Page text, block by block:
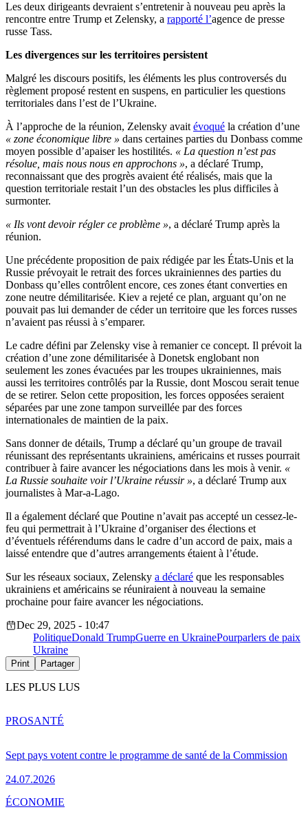
Les deux dirigeants devraient s’entretenir à nouveau peu après la
rencontre entre Trump et Zelensky, a rapporté l’agence de presse
russe Tass.
Les divergences sur les territoires persistent
Malgré les discours positifs, les éléments les plus controversés du
règlement proposé restent en suspens, en particulier les questions
territoriales dans l’est de l’Ukraine.
À l’approche de la réunion, Zelensky avait évoqué la création d’une
« zone économique libre » dans certaines parties du Donbass comme
moyen possible d’apaiser les hostilités. « La question n’est pas
résolue, mais nous nous en approchons », a déclaré Trump,
reconnaissant que des progrès avaient été réalisés, mais que la
question territoriale restait l’un des obstacles les plus difficiles à
surmonter.
« Ils vont devoir régler ce problème », a déclaré Trump après la
réunion.
Une précédente proposition de paix rédigée par les États-Unis et la
Russie prévoyait le retrait des forces ukrainiennes des parties du
Donbass qu’elles contrôlent encore, ces zones étant converties en
zone neutre démilitarisée. Kiev a rejeté ce plan, arguant qu’on ne
pouvait pas lui demander de céder un territoire que les forces russes
n’avaient pas réussi à s’emparer.
Le cadre défini par Zelensky vise à remanier ce concept. Il prévoit la
création d’une zone démilitarisée à Donetsk englobant non
seulement les zones évacuées par les troupes ukrainiennes, mais
aussi les territoires contrôlés par la Russie, dont Moscou serait tenue
de se retirer. Selon cette proposition, les forces opposées seraient
séparées par une zone tampon surveillée par des forces
internationales de maintien de la paix.
Sans donner de détails, Trump a déclaré qu’un groupe de travail
réunissant des représentants ukrainiens, américains et russes pourrait
contribuer à faire avancer les négociations dans les mois à venir. «
La Russie souhaite voir l’Ukraine réussir », a déclaré Trump aux
journalistes à Mar-a-Lago.
Il a également déclaré que Poutine n’avait pas accepté un cessez-le-
feu qui permettrait à l’Ukraine d’organiser des élections et
d’éventuels référendums dans le cadre d’un accord de paix, mais a
laissé entendre que d’autres arrangements étaient à l’étude.
Sur les réseaux sociaux, Zelensky a déclaré que les responsables
ukrainiens et américains se réuniraient à nouveau la semaine
prochaine pour faire avancer les négociations.
Dec 29, 2025 - 10:47
PolitiqueDonald TrumpGuerre en UkrainePourparlers de paix
Ukraine
Print Partager
LES PLUS LUS
Sept pays votent contre le programme de santé de la Commission
24.07.2026
PROSANTÉ
ÉCONOMIE